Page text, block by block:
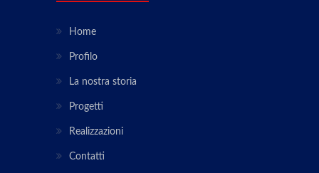
Home
Profilo
La nostra storia
Progetti
Realizzazioni
Contatti